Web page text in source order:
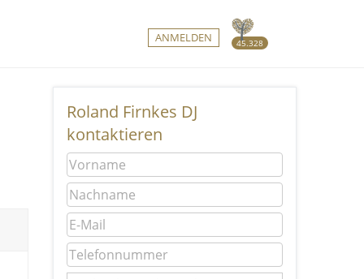
45.328
ANMELDEN
Roland Firnkes DJ
kontaktieren